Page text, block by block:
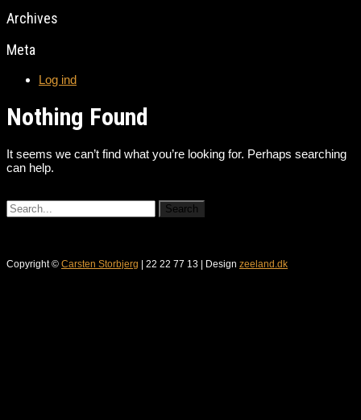
Archives
Meta
Log ind
Nothing Found
It seems we can’t find what you’re looking for. Perhaps searching
can help.
Copyright © Carsten Storbjerg | 22 22 77 13 | Design zeeland.dk